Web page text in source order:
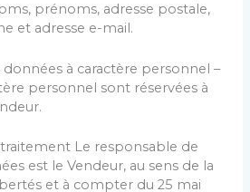
prénoms, adresse postale,
et adresse e-mail.
données à caractère personnel –
personnel sont réservées à
Le responsable de
est le Vendeur, au sens de la
et à compter du 25 mai